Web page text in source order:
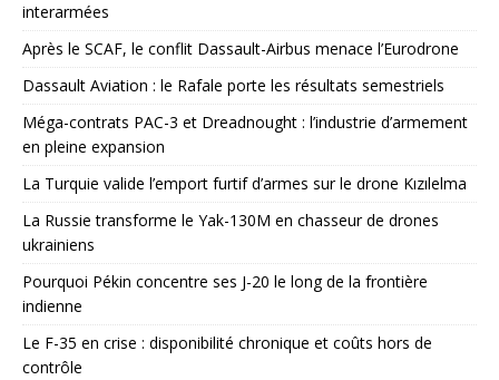
interarmées
Après le SCAF, le conflit Dassault-Airbus menace l’Eurodrone
Dassault Aviation : le Rafale porte les résultats semestriels
Méga-contrats PAC-3 et Dreadnought : l’industrie d’armement
en pleine expansion
La Turquie valide l’emport furtif d’armes sur le drone Kızılelma
La Russie transforme le Yak-130M en chasseur de drones
ukrainiens
Pourquoi Pékin concentre ses J-20 le long de la frontière
indienne
Le F-35 en crise : disponibilité chronique et coûts hors de
contrôle